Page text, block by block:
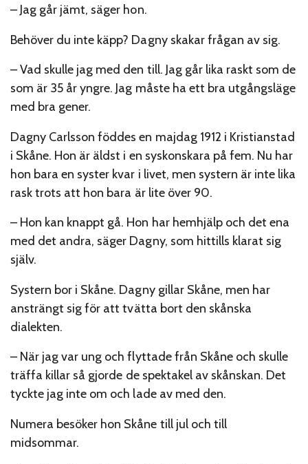
– Jag går jämt, säger hon.
Behöver du inte käpp? Dagny skakar frågan av sig.
– Vad skulle jag med den till. Jag går lika raskt som de
som är 35 år yngre. Jag måste ha ett bra utgångsläge
med bra gener.
Dagny Carlsson föddes en majdag 1912 i Kristianstad
i Skåne. Hon är äldst i en syskonskara på fem. Nu har
hon bara en syster kvar i livet, men systern är inte lika
rask trots att hon bara är lite över 90.
– Hon kan knappt gå. Hon har hemhjälp och det ena
med det andra, säger Dagny, som hittills klarat sig
själv.
Systern bor i Skåne. Dagny gillar Skåne, men har
ansträngt sig för att tvätta bort den skånska
dialekten.
– När jag var ung och flyttade från Skåne och skulle
träffa killar så gjorde de spektakel av skånskan. Det
tyckte jag inte om och lade av med den.
Numera besöker hon Skåne till jul och till
midsommar.